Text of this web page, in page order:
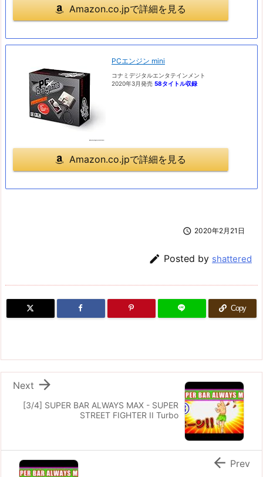
Amazon.co.jpで詳細を見る
PCエンジン mini
コナミデジタルエンタテインメント
2020年3月発売 58タイトル収録
Amazon.co.jpで詳細を見る
 2020年2月21日
 Posted by shattered
Copy
[3/4] SUPER BAR ALWAYS MAX - SUPER
STREET FIGHTER II Turbo

Next
 Prev